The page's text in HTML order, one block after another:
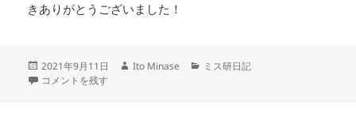
きありがとうございました！
投
稿
2021年9月11日
作
Ito Minase
カ
ミス研日記
8月の読書会 に
コメントを残す